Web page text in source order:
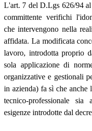
L'art. 7 del D.Lgs 626/94
committente verifichi
che intervengono nella
affidata. La modificata
lavoro, introdotta proprio
sola applicazione di
organizzative e gestionali
in azienda) fa sì che anche
tecnico-professionale
esigenze introdotte dal